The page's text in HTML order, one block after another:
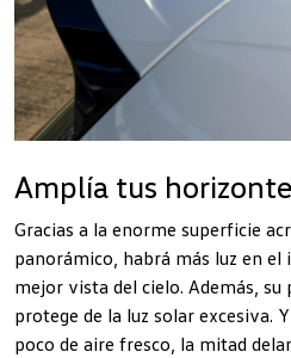
Amplía tus
Gracias a la enorme superficie
panorámico, habrá más luz en
mejor vista del cielo. Además,
protege de la luz solar excesiva.
poco de aire fresco, la mitad